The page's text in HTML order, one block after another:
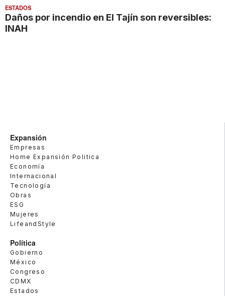
ESTADOS
Daños por incendio en El Tajín son reversibles:
INAH
Expansión
Empresas
Home Expansión Politica
Economía
Internacional
Tecnología
Obras
ESG
Mujeres
LifeandStyle
Política
Gobierno
México
Congreso
CDMX
Estados